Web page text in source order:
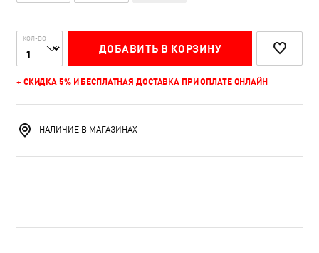
КОЛ-ВО
ДОБАВИТЬ В КОРЗИНУ
+ СКИДКА 5% И БЕСПЛАТНАЯ ДОСТАВКА ПРИ ОПЛАТЕ ОНЛАЙН
НАЛИЧИЕ В МАГАЗИНАХ